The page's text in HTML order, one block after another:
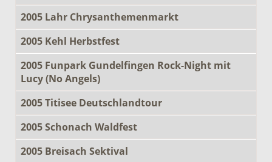
2005 Lahr Chrysanthemenmarkt
2005 Kehl Herbstfest
2005 Funpark Gundelfingen Rock-Night mit
Lucy (No Angels)
2005 Titisee Deutschlandtour
2005 Schonach Waldfest
2005 Breisach Sektival